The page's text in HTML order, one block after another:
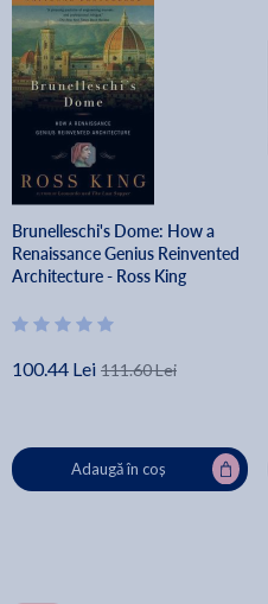
Brunelleschi's Dome: How a
Renaissance Genius Reinvented
Architecture - Ross King
100.44 Lei 111.60 Lei
Adaugă în coș